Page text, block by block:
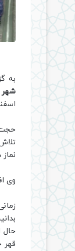
به
شهر
حجت
وی
حال
قهر